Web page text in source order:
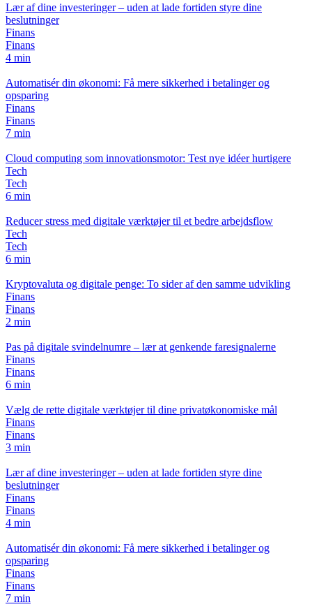
Lær af dine investeringer – uden at lade fortiden styre dine
beslutninger
Finans
Finans
4 min
Automatisér din økonomi: Få mere sikkerhed i betalinger og
opsparing
Finans
Finans
7 min
Cloud computing som innovationsmotor: Test nye idéer hurtigere
Tech
Tech
6 min
Reducer stress med digitale værktøjer til et bedre arbejdsflow
Tech
Tech
6 min
Kryptovaluta og digitale penge: To sider af den samme udvikling
Finans
Finans
2 min
Pas på digitale svindelnumre – lær at genkende faresignalerne
Finans
Finans
6 min
Vælg de rette digitale værktøjer til dine privatøkonomiske mål
Finans
Finans
3 min
Lær af dine investeringer – uden at lade fortiden styre dine
beslutninger
Finans
Finans
4 min
Automatisér din økonomi: Få mere sikkerhed i betalinger og
opsparing
Finans
Finans
7 min